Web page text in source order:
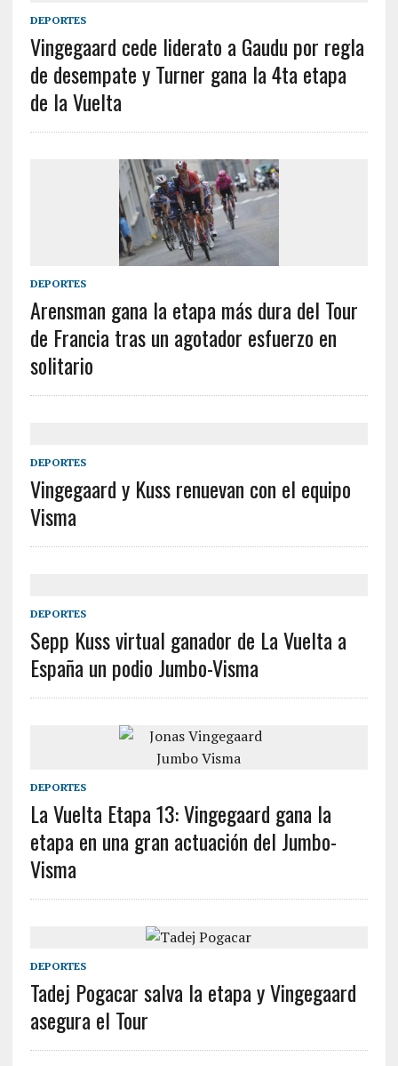
DEPORTES
Vingegaard cede liderato a Gaudu por regla
de desempate y Turner gana la 4ta etapa
de la Vuelta
DEPORTES
Arensman gana la etapa más dura del Tour
de Francia tras un agotador esfuerzo en
solitario
DEPORTES
Vingegaard y Kuss renuevan con el equipo
Visma
DEPORTES
Sepp Kuss virtual ganador de La Vuelta a
España un podio Jumbo-Visma
DEPORTES
La Vuelta Etapa 13: Vingegaard gana la
etapa en una gran actuación del Jumbo-
Visma
DEPORTES
Tadej Pogacar salva la etapa y Vingegaard
asegura el Tour